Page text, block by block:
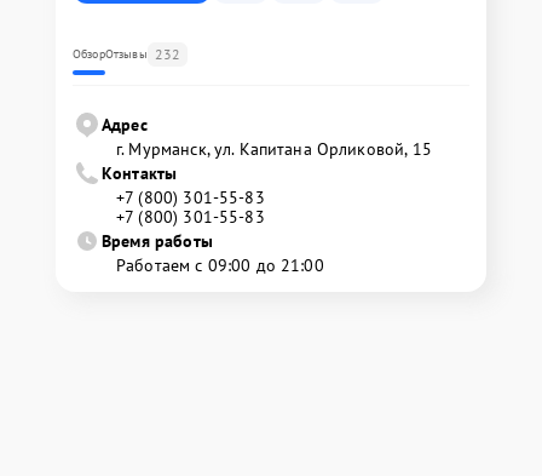
ОбзорОтзывы 232
Адрес
г. Мурманск, ул. Капитана Орликовой, 15
Контакты
+7 (800) 301-55-83
+7 (800) 301-55-83
Время работы
Работаем с 09:00 до 21:00